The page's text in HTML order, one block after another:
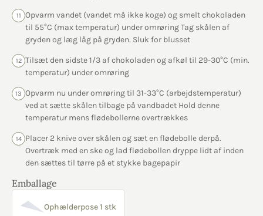
11
Opvarm vandet (vandet må ikke koge) og smelt chokoladen
til 55°C (max temperatur) under omrøring Tag skålen af
gryden og læg låg på gryden. Sluk for blusset
12 Tilsæt den sidste 1/3 af chokoladen og afkøl til 29-30°C (min.
temperatur) under omrøring
13 Opvarm nu under omrøring til 31-33°C (arbejdstemperatur)
ved at sætte skålen tilbage på vandbadet Hold denne
temperatur mens flødebollerne overtrækkes
14 Placer 2 knive over skålen og sæt en flødebolle derpå.
Overtræk med en ske og lad flødebollen dryppe lidt af inden
den sættes til tørre på et stykke bagepapir
Emballage
Ophælderpose 1 stk